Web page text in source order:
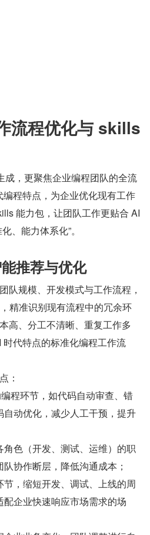
流程优化与 skills
成，更聚焦企业编程团队的全流
程特点，为企业优化现有工作
能力包，让团队工作更贴合 AI
、能力体系化”。
推荐与优化
队规模、开发模式与工作流程，
精准识别现有流程中的冗余环
高、分工不清晰、重复工作多
代特点的标准化编程工作流
：
编程环节，如代码自动审查、错
动优化，减少人工干预，提升
角色（开发、测试、运维）的职
协作断层，降低沟通成本；
节，缩短开发、调试、上线的周
企业快速响应市场需求的场